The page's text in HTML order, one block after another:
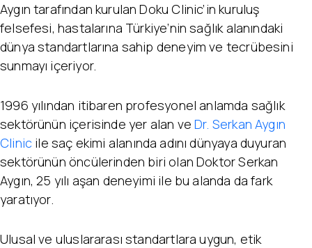
Aygın tarafından kurulan Doku Clinic’in kuruluş
felsefesi, hastalarına Türkiye’nin sağlık alanındaki
dünya standartlarına sahip deneyim ve tecrübesini
sunmayı içeriyor.
1996 yılından itibaren profesyonel anlamda sağlık
sektörünün içerisinde yer alan veDr. Serkan Aygın
Clinic ile saç ekimi alanında adını dünyaya duyuran
sektörünün öncülerinden biri olan Doktor Serkan
Aygın, 25 yılı aşan deneyimi ile bu alanda da fark
yaratıyor.
Ulusal ve uluslararası standartlara uygun, etik